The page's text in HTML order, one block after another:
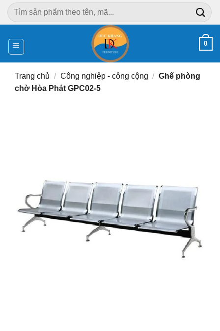
Chuyển
đến
dung
Tìm
kiếm:
0
Trang chủ / Công nghiệp - công cộng / Ghế phòng
chờ Hòa Phát GPC02-5